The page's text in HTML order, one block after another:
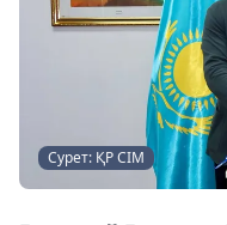
Сурет: ҚР СІМ